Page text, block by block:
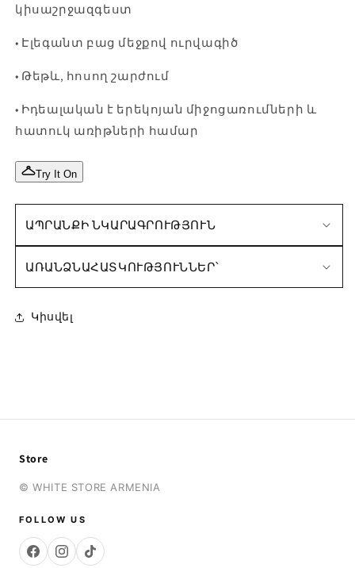
կիսաշրջազգեստ
• Էլեգանտ բաց մեջքով ուրվագիծ
• Թեթև, հոսող շարժում
• Իդեալական է երեկոյան միջոցառումների և
հատուկ առիթների համար
Try It On
ԱՊՐԱՆՔԻ ՆԿԱՐԱԳՐՈՒԹՅՈՒՆ
ԱՌԱՆՁՆԱՀԱՏԿՈՒԹՅՈՒՆՆԵՐ՝
Կիսվել
Store
© WHITE STORE ARMENIA
FOLLOW US